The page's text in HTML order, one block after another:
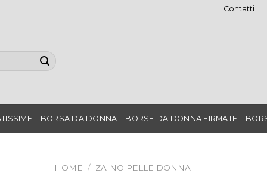
Contatti
BORSA DA DONNA BORSE DA DONNA FIRMATE
HOME / ZAINO PELLE DONNA